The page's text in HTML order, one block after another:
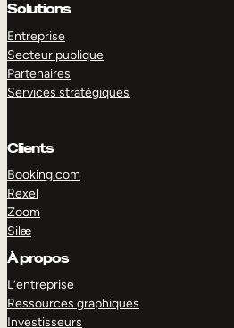
Solutions
Entreprise
Secteur publique
Partenaires
Services stratégiques
Clients
Booking.com
Rexel
Zoom
Silæ
À propos
L’entreprise
Ressources graphiques
Investisseurs